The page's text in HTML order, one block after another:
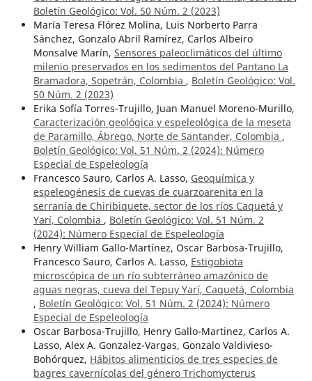
Boletín Geológico: Vol. 50 Núm. 2 (2023)
María Teresa Flórez Molina, Luis Norberto Parra
Sánchez, Gonzalo Abril Ramírez, Carlos Albeiro
Monsalve Marín, Sensores paleoclimáticos del último
milenio preservados en los sedimentos del Pantano La
Bramadora, Sopetrán, Colombia , Boletín Geológico: Vol.
50 Núm. 2 (2023)
Erika Sofía Torres-Trujillo, Juan Manuel Moreno-Murillo,
Caracterización geológica y espeleológica de la meseta
de Paramillo, Ábrego, Norte de Santander, Colombia ,
Boletín Geológico: Vol. 51 Núm. 2 (2024): Número
Especial de Espeleología
Francesco Sauro, Carlos A. Lasso, Geoquímica y
espeleogénesis de cuevas de cuarzoarenita en la
serranía de Chiribiquete, sector de los ríos Caquetá y
Yarí, Colombia , Boletín Geológico: Vol. 51 Núm. 2
(2024): Número Especial de Espeleología
Henry William Gallo-Martínez, Oscar Barbosa-Trujillo,
Francesco Sauro, Carlos A. Lasso, Estigobiota
microscópica de un río subterráneo amazónico de
aguas negras, cueva del Tepuy Yarí, Caquetá, Colombia
, Boletín Geológico: Vol. 51 Núm. 2 (2024): Número
Especial de Espeleología
Oscar Barbosa-Trujillo, Henry Gallo-Martinez, Carlos A.
Lasso, Alex A. Gonzalez-Vargas, Gonzalo Valdivieso-
Bohórquez, Hábitos alimenticios de tres especies de
bagres cavernícolas del género Trichomycterus